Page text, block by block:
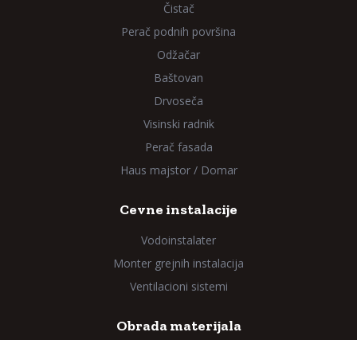
Čistač
Perač podnih površina
Odžačar
Baštovan
Drvoseča
Visinski radnik
Perač fasada
Haus majstor / Domar
Cevne instalacije
Vodoinstalater
Monter grejnih instalacija
Ventilacioni sistemi
Obrada materijala